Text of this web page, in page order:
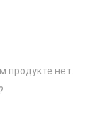
продукте нет.